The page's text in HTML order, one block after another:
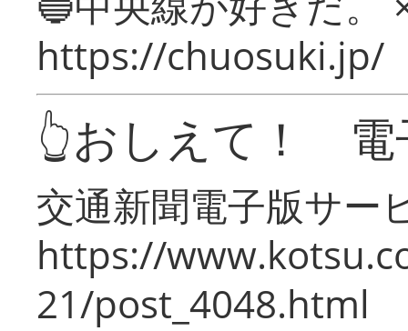
https://chuosuki.jp/
👆おしえて！ 電
交通新聞電子版サー
https://
21/post_4048.html